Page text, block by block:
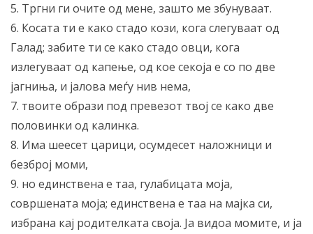
5. Тргни ги очите од мене, зашто ме збунуваат.
6. Косата ти е како стадо кози, кога слегуваат од
Галад; забите ти се како стадо овци, кога
излегуваат од капење, од кое секоја е со по две
јагниња, и јалова меѓу нив нема,
7. твоите образи под превезот твој се како две
половинки од калинка.
8. Има шеесет царици, осумдесет наложници и
безброј моми,
9. но единствена е таа, гулабицата моја,
совршената моја; единствена е таа на мајка си,
избрана кај родителката своја. Ја видоа момите, и ја